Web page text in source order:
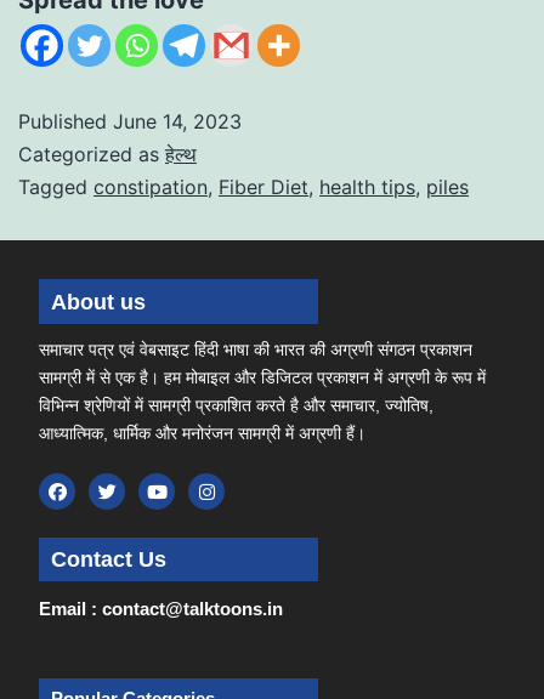
Published June 14, 2023
Categorized as हेल्थ
Tagged constipation, Fiber Diet, health tips, piles
About us
समाचार पत्र एवं वेबसाइट हिंदी भाषा की भारत की अग्रणी संगठन प्रकाशन
सामग्री में से एक है। हम मोबाइल और डिजिटल प्रकाशन में अग्रणी के रूप में
विभिन्न श्रेणियों में सामग्री प्रकाशित करते है और समाचार, ज्योतिष,
आध्यात्मिक, धार्मिक और मनोरंजन सामग्री में अग्रणी हैं।
Contact Us
Email : contact@talktoons.in